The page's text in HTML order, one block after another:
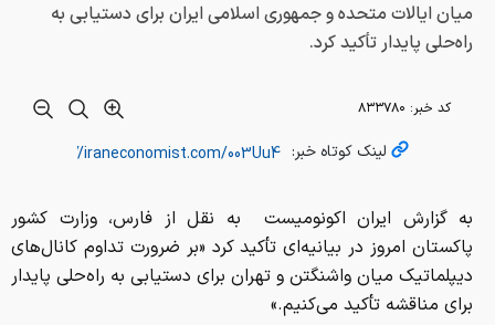
میان ایالات متحده و جمهوری اسلامی ایران برای دستیابی به
راه‌حلی پایدار تأکید کرد.
کد خبر: ۸۳۳۷۸۰
لینک کوتاه خبر:
به گزارش ایران اکونومیست به نقل از فارس،‌ وزارت کشور
پاکستان امروز در بیانیه‌ای تأکید کرد «بر ضرورت تداوم کانال‌های
دیپلماتیک میان واشنگتن و تهران برای دستیابی به راه‌حلی پایدار
برای مناقشه تأکید می‌کنیم.»